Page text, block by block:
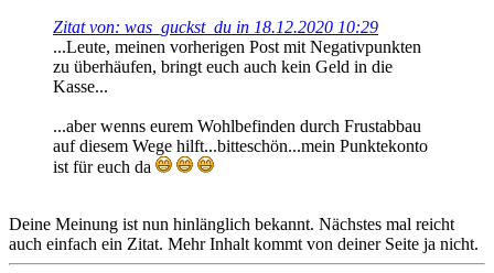
Zitat von: was_guckst_du in 18.12.2020 10:29
...Leute, meinen vorherigen Post mit Negativpunkten
zu überhäufen, bringt euch auch kein Geld in die
Kasse...
...aber wenns eurem Wohlbefinden durch Frustabbau
auf diesem Wege hilft...bitteschön...mein Punktekonto
ist für euch da
Deine Meinung ist nun hinlänglich bekannt. Nächstes mal reicht
auch einfach ein Zitat. Mehr Inhalt kommt von deiner Seite ja nicht.